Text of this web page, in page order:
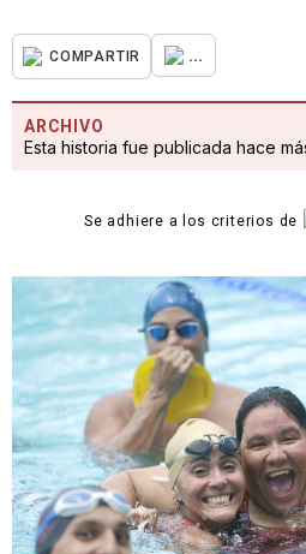
COMPARTIR ...
ARCHIVO
Esta historia fue publicada hace
Se adhiere a los criterios de